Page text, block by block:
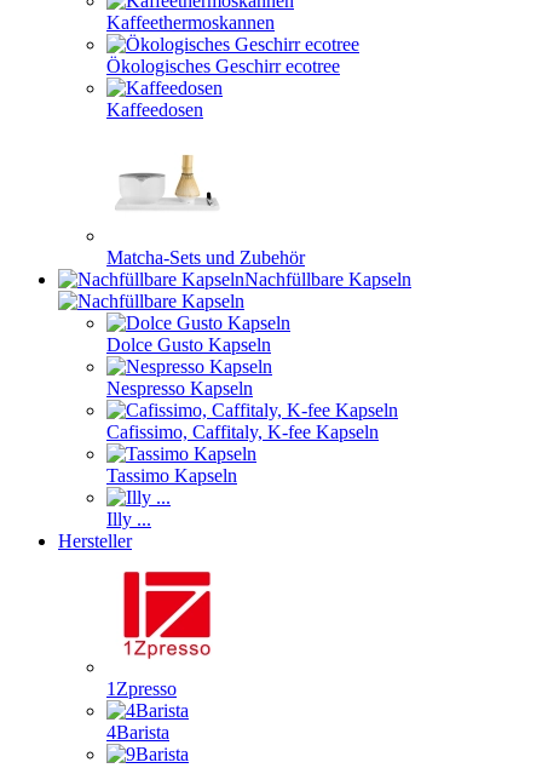
Kaffeethermoskannen
Ökologisches Geschirr ecotree
Kaffeedosen
Matcha-Sets und Zubehör
Nachfüllbare Kapseln
Dolce Gusto Kapseln
Nespresso Kapseln
Cafissimo, Caffitaly, K-fee Kapseln
Tassimo Kapseln
Illy ...
Hersteller
1Zpresso
4Barista